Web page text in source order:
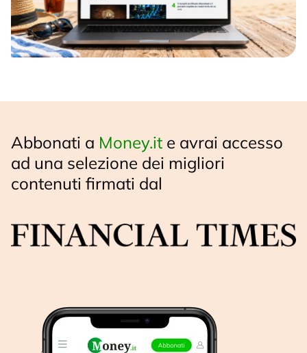
Abbonati a Money.it e avrai accesso
ad una selezione dei migliori
contenuti firmati dal